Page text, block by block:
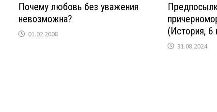
Почему любовь без уважения
невозможна?
01.02.2008
(История, 6
31.08.2024